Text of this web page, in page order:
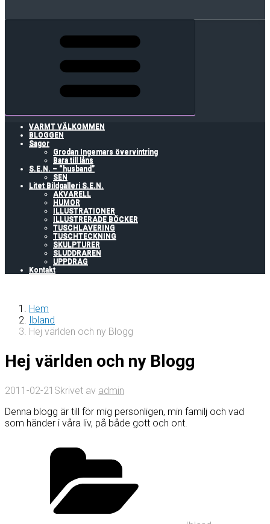
VARMT VÄLKOMMEN
BLOGGEN
Sagor
Grodan Ingemars övervintring
Bara till låns
S.E.N. – “husband”
SEN
Litet Bildgalleri S.E.N.
AKVARELL
HUMOR
ILLUSTRATIONER
ILLUSTRERADE BÖCKER
TUSCHLAVERING
TUSCHTECKNING
SKULPTURER
SLUDDRAREN
UPPDRAG
Kontakt
Hem
Ibland
Hej världen och ny Blogg
Hej världen och ny Blogg
2011-02-21 Skrivet av admin
Denna blogg är till för mig personligen, min familj och vad
som händer i våra liv, på både gott och ont.